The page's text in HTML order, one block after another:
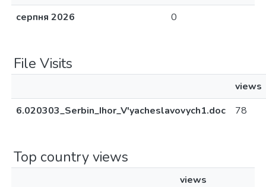
серпня 2026
0
File Visits
views
6.020303_Serbin_Ihor_V'yacheslavovych1.doc
78
Top country views
views